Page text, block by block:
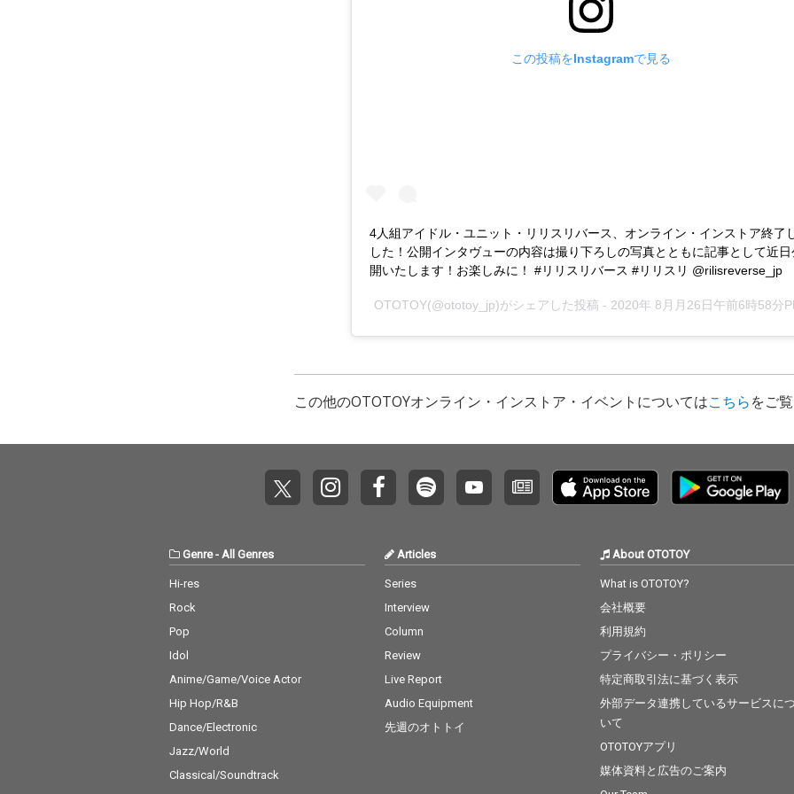
この投稿をInstagramで見る
4人組アイドル・ユニット・リリスリバース、オンライン・インストア終了
した！公開インタヴューの内容は撮り下ろしの写真とともに記事として近日
開いたします！お楽しみに！ #リリスリバース #リリスリ @rilisreverse_jp
OTOTOY(@ototoy_jp)がシェアした投稿 - 2020年 8月月26日午前6時58分
この他のOTOTOYオンライン・インストア・イベントについてはこちらをご
Genre- All Genres
Hi-res
Rock
Pop
Idol
Anime/Game/Voice Actor
Hip Hop/R&B
Dance/Electronic
Jazz/World
Classical/Soundtrack
Articles
Series
Interview
Column
Review
Live Report
Audio Equipment
先週のオトトイ
About OTOTOY
What is OTOTOY?
会社概要
利用規約
プライバシー・ポリシー
特定商取引法に基づく表示
外部データ連携しているサービスにつ
いて
OTOTOYアプリ
媒体資料と広告のご案内